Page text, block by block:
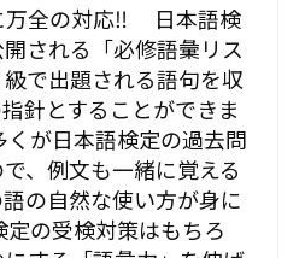
万全の対応‼ 日本語検
される「必修語彙リス
で出題される語句を収
針とすることができま
くが日本語検定の過去問
、例文も一緒に覚える
の自然な使い方が身に
の受検対策はもちろ